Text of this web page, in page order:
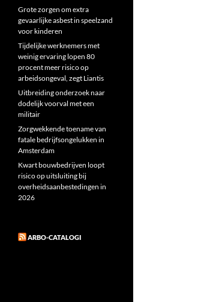
Grote zorgen om extra
gevaarlijke asbest in speelzand
voor kinderen
Tijdelijke werknemers met
weinig ervaring lopen 80
procent meer risico op
arbeidsongeval, zegt Liantis
Uitbreiding onderzoek naar
dodelijk voorval met een
militair
Zorgwekkende toename van
fatale bedrijfsongelukken in
Amsterdam
Kwart bouwbedrijven loopt
risico op uitsluiting bij
overheidsaanbestedingen in
2026
ARBO-CATALOGI